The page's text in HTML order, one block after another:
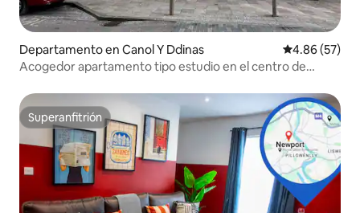
Departamento en Canol Y Ddinas Calificación
4.86 (57)
Acogedor apartamento tipo estudio en el centro de
Superanfitrión
Superanfitrión